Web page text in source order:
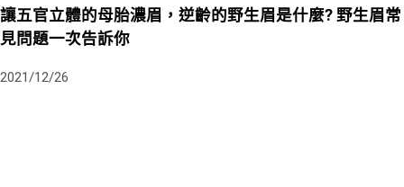
讓五官立體的母胎濃眉，逆齡的野生眉是什麼? 野生眉常
見問題一次告訴你
2021/12/26